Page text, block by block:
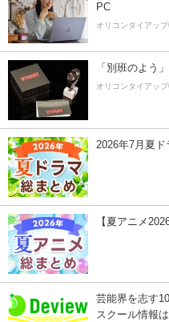
PC
オリコンタイアッ
「別班のよう
オリコンタイアッ
2026年7月夏ド
【夏アニメ
芸能界を志す
スクール情報